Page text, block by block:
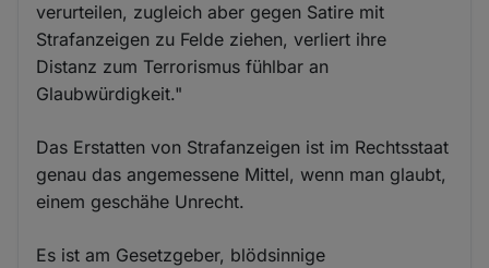
verurteilen, zugleich aber gegen Satire mit
Strafanzeigen zu Felde ziehen, verliert ihre
Distanz zum Terrorismus fühlbar an
Glaubwürdigkeit."
Das Erstatten von Strafanzeigen ist im Rechtsstaat
genau das angemessene Mittel, wenn man glaubt,
einem geschähe Unrecht.
Es ist am Gesetzgeber, blödsinnige